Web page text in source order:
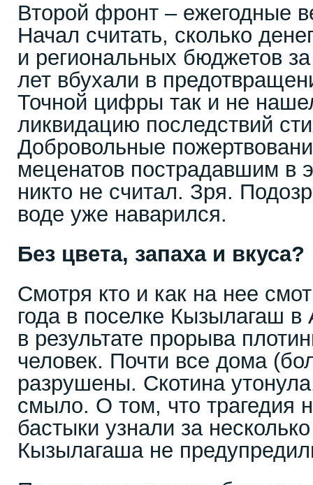
Второй фронт – ежегодные
Начал считать, сколько
и региональных бюджетов
лет вбухали в
Точной цифры так и не
ликвидацию последствий
Добровольные
меценатов пострадавшим в
никто не считал. Зря.
воде уже наварился.
Без цвета, запаха и вкуса?
Смотря кто и как на нее
года в поселке Кызылагаш в
в результате прорыва
человек. Почти все дома
разрушены. Скотина
смыло. О том, что трагедия
бастыки узнали за
Кызылагаша не